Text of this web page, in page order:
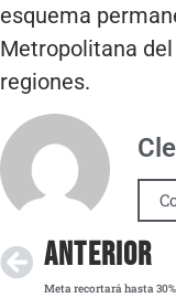
esquema
Metropolitana
regiones.
ANTERIOR